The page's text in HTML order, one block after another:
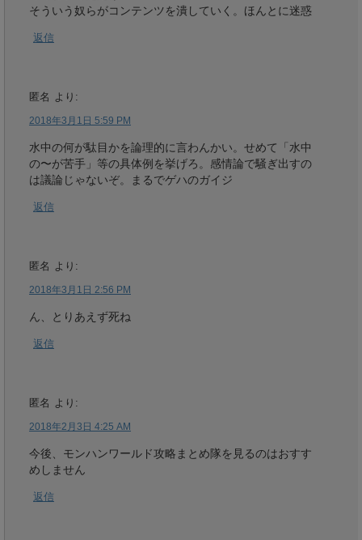
そういう奴らがコンテンツを潰していく。ほんとに迷惑
返信
匿名 より:
2018年3月1日 5:59 PM
水中の何が駄目かを論理的に言わんかい。せめて「水中
の〜が苦手」等の具体例を挙げろ。感情論で騒ぎ出すの
は議論じゃないぞ。まるでゲハのガイジ
返信
匿名 より:
2018年3月1日 2:56 PM
ん、とりあえず死ね
返信
匿名 より:
2018年2月3日 4:25 AM
今後、モンハンワールド攻略まとめ隊を見るのはおすす
めしません
返信